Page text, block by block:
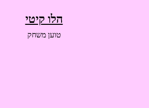
הלו קיטי
טוען משחק